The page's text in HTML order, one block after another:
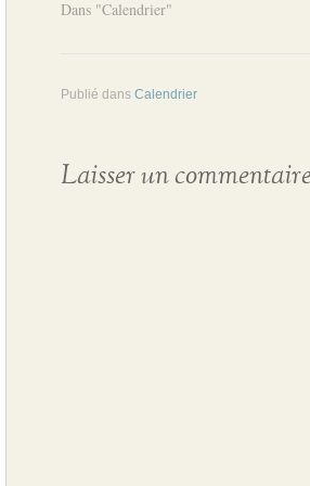
Dans "Calendrier"
Publié dans Calendrier
Laisser un